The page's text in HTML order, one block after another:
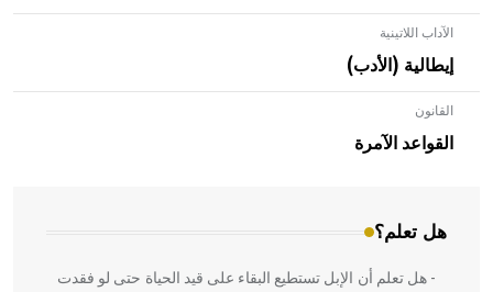
الآداب اللاتينية
إيطالية (الأدب)
القانون
القواعد الآمرة
هل تعلم؟
- هل تعلم أن الأبلق نوع من الفنون الهندسية التي ارتبطت
بالعمارة الإسلامية في بلاد الشام ومصر خاصة، حيث يحرص
المعمار على بناء مداميكه وخاصة في الواجهات
- هل تعلم أن الإبل تستطيع البقاء على قيد الحياة حتى لو فقدت